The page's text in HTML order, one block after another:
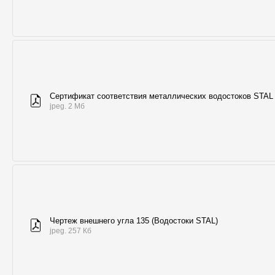
Сертификат соответствия металлических водостоков
jpeg. 2 Мб
Чертеж внешнего угла 135 (Водостоки STAL)
jpeg. 257 Кб